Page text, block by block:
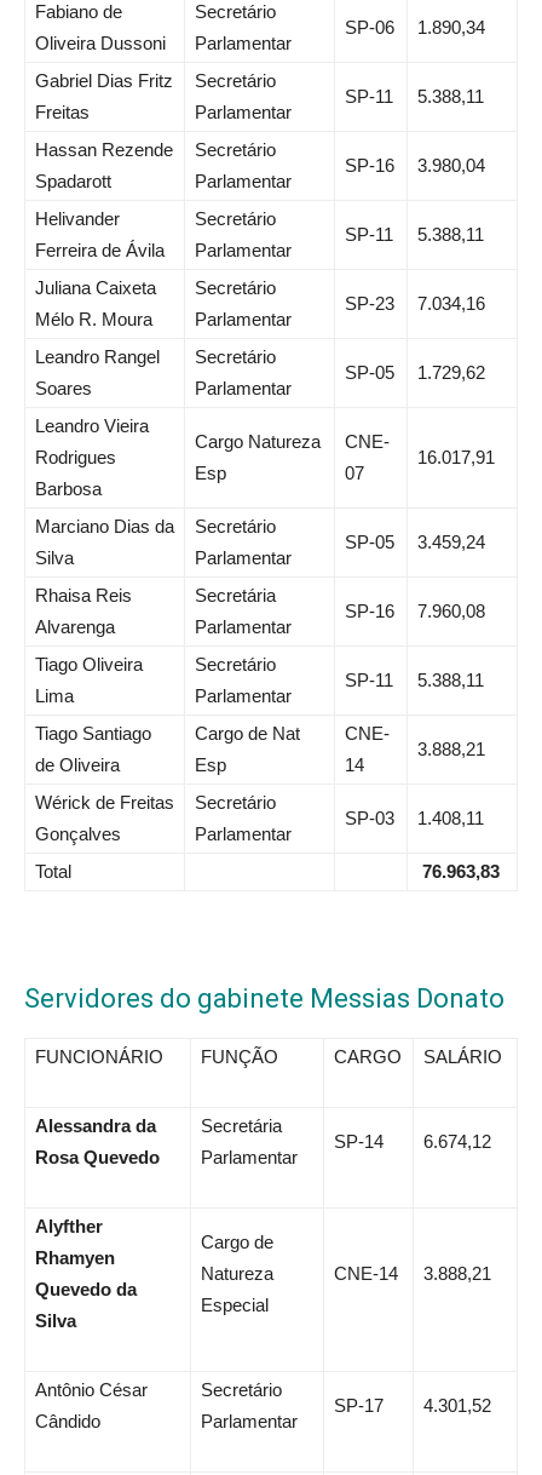
Fabiano de
Oliveira Dussoni
Secretário
Parlamentar
SP-06 1.890,34
Gabriel Dias Fritz
Freitas
Secretário
Parlamentar
SP-11 5.388,11
Hassan Rezende
Spadarott
Secretário
Parlamentar
SP-16 3.980,04
Helivander
Ferreira de Ávila
Secretário
Parlamentar
SP-11 5.388,11
Juliana Caixeta
Mélo R. Moura
Secretário
Parlamentar
SP-23 7.034,16
Leandro Rangel
Soares
Secretário
Parlamentar
SP-05 1.729,62
Leandro Vieira
Rodrigues
Barbosa
Cargo Natureza
Esp
CNE-
07
16.017,91
Marciano Dias da
Silva
Secretário
Parlamentar
SP-05 3.459,24
Rhaisa Reis
Alvarenga
Secretária
Parlamentar
SP-16 7.960,08
Tiago Oliveira
Lima
Secretário
Parlamentar
SP-11 5.388,11
Tiago Santiago
de Oliveira
Cargo de Nat
Esp
CNE-
14
3.888,21
Wérick de Freitas
Gonçalves
Secretário
Parlamentar
SP-03 1.408,11
Total 76.963,83
Servidores do gabinete Messias Donato
FUNCIONÁRIO FUNÇÃO CARGO SALÁRIO
Alessandra da
Rosa Quevedo
Secretária
Parlamentar
SP-14 6.674,12
Alyfther
Rhamyen
Quevedo da
Silva
Cargo de
Natureza
Especial
CNE-14 3.888,21
Antônio César
Cândido
Secretário
Parlamentar
SP-17 4.301,52